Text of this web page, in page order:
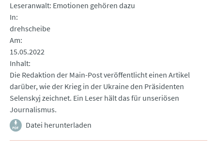
Leseranwalt: Emotionen gehören dazu
In
drehscheibe
Am
15.05.2022
Inhalt
Die Redaktion der Main-Post veröffentlicht einen Artikel
darüber, wie der Krieg in der Ukraine den Präsidenten
Selenskyj zeichnet. Ein Leser hält das für unseriösen
Journalismus.
Datei herunterladen